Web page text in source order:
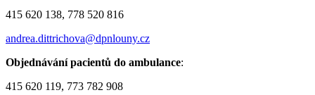
415 620 138, 778 520 816
andrea.dittrichova@dpnlouny.cz
Objednávání pacientů do ambulance:
415 620 119, 773 782 908